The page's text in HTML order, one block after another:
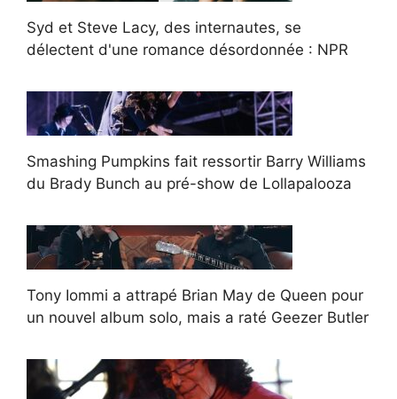
Syd et Steve Lacy, des internautes, se
délectent d'une romance désordonnée : NPR
Smashing Pumpkins fait ressortir Barry Williams
du Brady Bunch au pré-show de Lollapalooza
Tony Iommi a attrapé Brian May de Queen pour
un nouvel album solo, mais a raté Geezer Butler